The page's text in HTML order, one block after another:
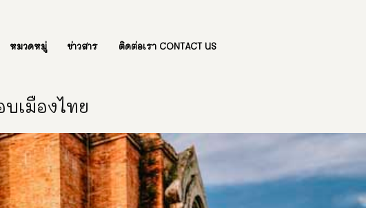
หมวดหมู่ ข่าวสาร ติดต่อเรา CONTACT US
เมืองไทย